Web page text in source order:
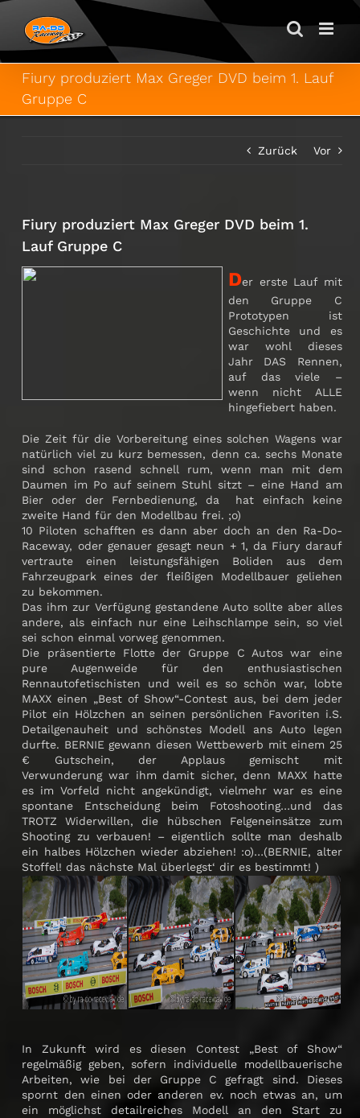
Zum
Inhalt
springen
Fiury produziert Max Greger DVD beim 1. Lauf
Gruppe C
Zurück Vor
Fiury produziert Max Greger DVD beim 1.
Lauf Gruppe C
Der erste Lauf mit
den Gruppe C
Prototypen ist
Geschichte und es
war wohl dieses
Jahr DAS Rennen,
auf das viele –
wenn nicht ALLE
hingefiebert haben.
Die Zeit für die Vorbereitung eines solchen Wagens war
natürlich viel zu kurz bemessen, denn ca. sechs Monate
sind schon rasend schnell rum, wenn man mit dem
Daumen im Po auf seinem Stuhl sitzt – eine Hand am
Bier oder der Fernbedienung, da hat einfach keine
zweite Hand für den Modellbau frei. ;o)
10 Piloten schafften es dann aber doch an den Ra-Do-
Raceway, oder genauer gesagt neun + 1, da Fiury darauf
vertraute einen leistungsfähigen Boliden aus dem
Fahrzeugpark eines der fleißigen Modellbauer geliehen
zu bekommen.
Das ihm zur Verfügung gestandene Auto sollte aber alles
andere, als einfach nur eine Leihschlampe sein, so viel
sei schon einmal vorweg genommen.
Die präsentierte Flotte der Gruppe C Autos war eine
pure Augenweide für den enthusiastischen
Rennautofetischisten und weil es so schön war, lobte
MAXX einen „Best of Show“-Contest aus, bei dem jeder
Pilot ein Hölzchen an seinen persönlichen Favoriten i.S.
Detailgenauheit und schönstes Modell ans Auto legen
durfte. BERNIE gewann diesen Wettbewerb mit einem 25
€ Gutschein, der Applaus gemischt mit
Verwunderung war ihm damit sicher, denn MAXX hatte
es im Vorfeld nicht angekündigt, vielmehr war es eine
spontane Entscheidung beim Fotoshooting…und das
TROTZ Widerwillen, die hübschen Felgeneinsätze zum
Shooting zu verbauen! – eigentlich sollte man deshalb
ein halbes Hölzchen wieder abziehen! :o)…(BERNIE, alter
Stoffel! das nächste Mal überlegst‘ dir es bestimmt! )
In Zukunft wird es diesen Contest „Best of Show“
regelmäßig geben, sofern individuelle modellbauerische
Arbeiten, wie bei der Gruppe C gefragt sind. Dieses
spornt den einen oder anderen ev. noch etwas an, um
ein möglichst detailreiches Modell an den Start zu